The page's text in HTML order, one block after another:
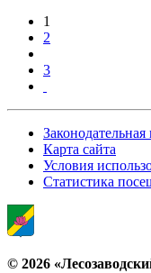
1
2
3
Законодательная
Карта сайта
Условия
Статистика
© 2026